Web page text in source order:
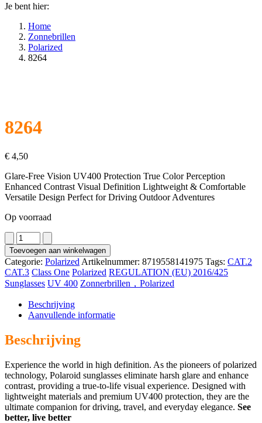
Je bent hier:
Home
Zonnebrillen
Polarized
8264
8264
€ 4,50
Glare-Free Vision UV400 Protection True Color Perception
Enhanced Contrast Visual Definition Lightweight & Comfortable
Versatile Design Perfect for Driving Outdoor Adventures
Op voorraad
8264
aantal
Toevoegen aan winkelwagen
Categorie: Polarized Artikelnummer: 8719558141975 Tags: CAT.2
CAT.3 Class One Polarized REGULATION (EU) 2016/425
Sunglasses UV 400 Zonnerbrillen，Polarized
Beschrijving
Aanvullende informatie
Beschrijving
Experience the world in high definition. As the pioneers of polarized
technology, Polaroid sunglasses eliminate harsh glare and enhance
contrast, providing a true-to-life visual experience. Designed with
lightweight materials and premium UV400 protection, they are the
ultimate companion for driving, travel, and everyday elegance. See
better, live better